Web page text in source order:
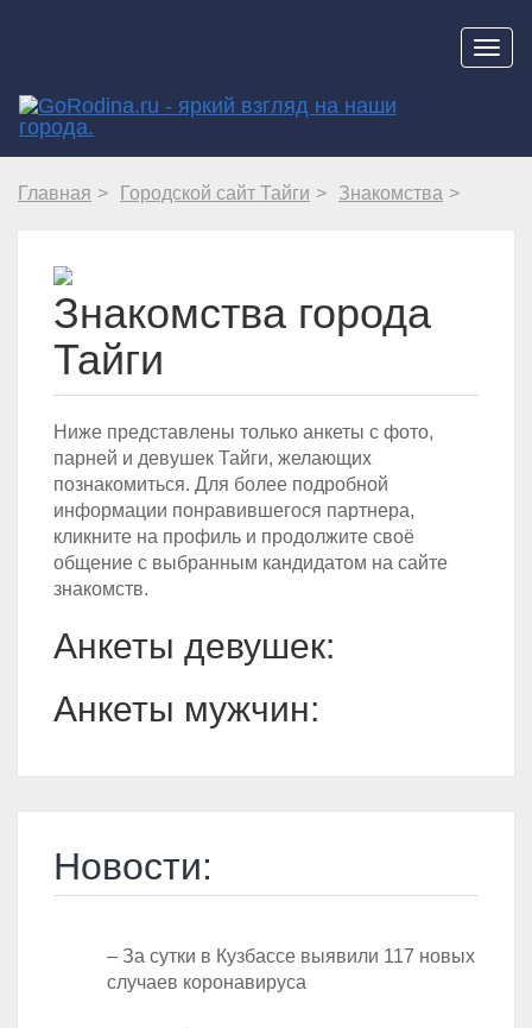
Главная Городской сайт Тайги Знакомства
Знакомства города
Тайги
Ниже представлены только анкеты с фото,
парней и девушек Тайги, желающих
познакомиться. Для более подробной
информации понравившегося партнера,
кликните на профиль и продолжите своё
общение с выбранным кандидатом на сайте
знакомств.
Анкеты девушек:
Анкеты мужчин:
Новости:
– За сутки в Кузбассе выявили 117 новых
случаев коронавируса